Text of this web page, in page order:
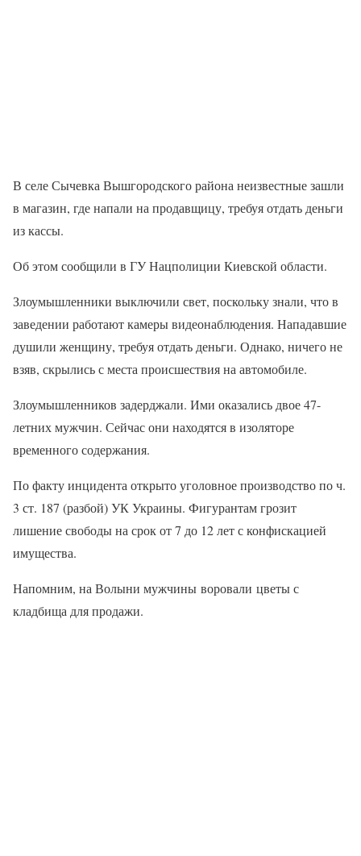
В селе Сычевка Вышгородского района неизвестные зашли
в магазин, где напали на продавщицу, требуя отдать деньги
из кассы.
Об этом сообщили в ГУ Нацполиции Киевской области.
Злоумышленники выключили свет, поскольку знали, что в
заведении работают камеры видеонаблюдения. Нападавшие
душили женщину, требуя отдать деньги. Однако, ничего не
взяв, скрылись с места происшествия на автомобиле.
Злоумышленников задерджали. Ими оказались двое 47-
летних мужчин. Сейчас они находятся в изоляторе
временного содержания.
По факту инцидента открыто уголовное производство по ч.
3 ст. 187 (разбой) УК Украины. Фигурантам грозит
лишение свободы на срок от 7 до 12 лет с конфискацией
имущества.
Напомним, на Волыни мужчины воровали цветы с
кладбища для продажи.